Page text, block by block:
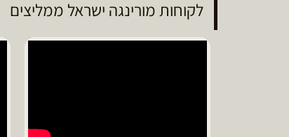
לקוחות מורינגה ישראל ממליצים